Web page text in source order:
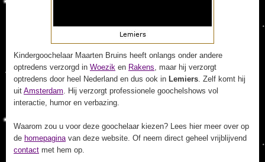
Kindergoochelaar Maarten Bruins heeft onlangs onder andere
optredens verzorgd in Woezik en Rakens, maar hij verzorgt
optredens door heel Nederland en dus ook in Lemiers. Zelf komt hij
uit Amsterdam. Hij verzorgt professionele goochelshows vol
interactie, humor en verbazing.
Waarom zou u voor deze goochelaar kiezen? Lees hier meer over op
de homepaginavan deze website. Of neem direct geheel vrijblijvend
contact met hem op.